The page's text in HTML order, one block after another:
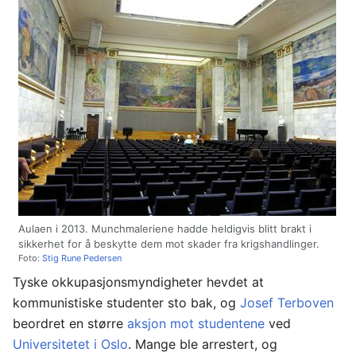
Aulaen i 2013. Munchmaleriene hadde heldigvis blitt brakt i
sikkerhet for å beskytte dem mot skader fra krigshandlinger.
Foto: Stig Rune Pedersen
Tyske okkupasjonsmyndigheter hevdet at
kommunistiske studenter sto bak, og Josef Terboven
beordret en større aksjon mot studentene ved
Universitetet i Oslo. Mange ble arrestert, og